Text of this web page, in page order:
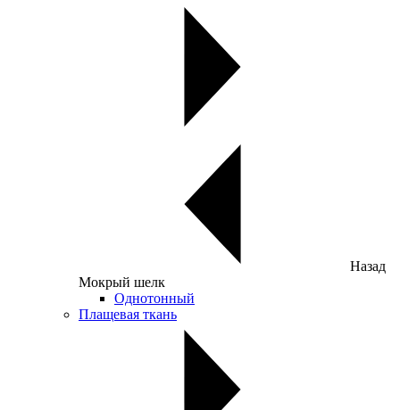
Назад
Мокрый шелк
Однотонный
Плащевая ткань